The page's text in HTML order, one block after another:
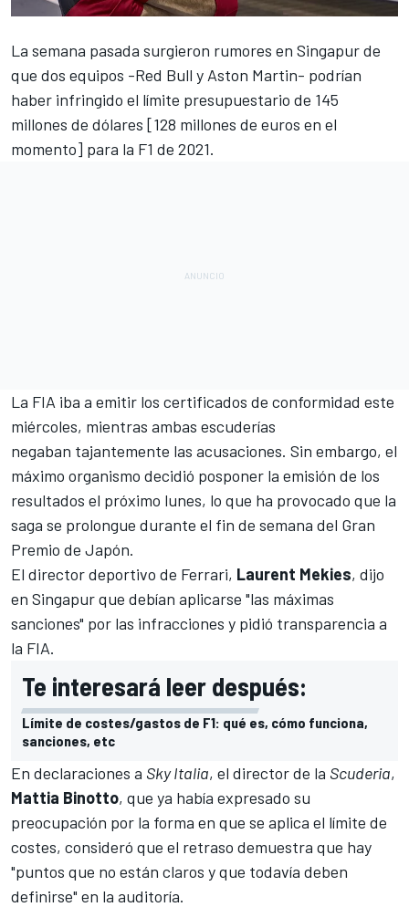
La semana pasada surgieron rumores en Singapur de
que dos equipos -Red Bull y Aston Martin- podrían
haber infringido el límite presupuestario de 145
millones de dólares [128 millones de euros en el
momento] para la F1 de 2021.
La FIA iba a emitir los certificados de conformidad este
miércoles, mientras ambas escuderías
negaban tajantemente las acusaciones. Sin embargo, el
máximo organismo decidió posponer la emisión de los
resultados el próximo lunes, lo que ha provocado que la
saga se prolongue durante el fin de semana del Gran
Premio de Japón.
El director deportivo de Ferrari, Laurent Mekies, dijo
en Singapur que debían aplicarse "las máximas
sanciones" por las infracciones y pidió transparencia a
la FIA.
Te interesará leer después:
Límite de costes/gastos de F1: qué es, cómo funciona,
sanciones, etc
En declaraciones a Sky Italia, el director de la Scuderia,
Mattia Binotto, que ya había expresado su
preocupación por la forma en que se aplica el límite de
costes, consideró que el retraso demuestra que hay
"puntos que no están claros y que todavía deben
definirse" en la auditoría.